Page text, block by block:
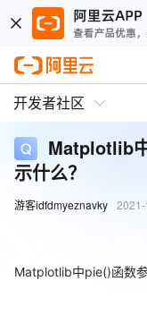
开发者社区
Matplotlib
示什么？
游客idfdmyeznavky
Matplotlib中pie()函数